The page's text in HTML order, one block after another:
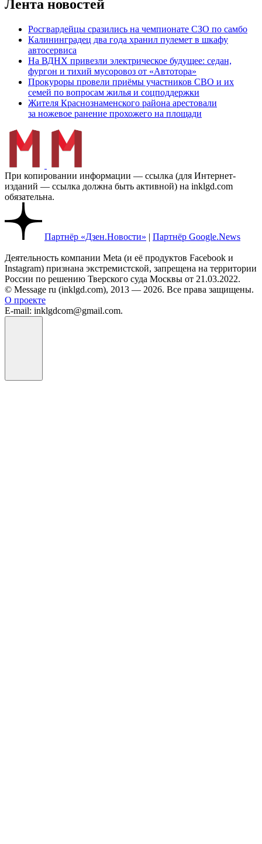
Лента новостей
Росгвардейцы сразились на чемпионате СЗО по самбо
Калининградец два года хранил пулемет в шкафу
автосервиса
На ВДНХ привезли электрическое будущее: седан,
фургон и тихий мусоровоз от «Автотора»
Прокуроры провели приёмы участников СВО и их
семей по вопросам жилья и соцподдержки
Жителя Краснознаменского района арестовали
за ножевое ранение прохожего на площади
При копировании информации — ссылка (для Интернет-
изданий — ссылка должна быть активной) на inklgd.com
обязательна.
Партнёр «Дзен.Новости» | Партнёр Google.News
Деятельность компании Meta (и её продуктов Facebook и
Instagram) признана экстремистской, запрещена на территории
России по решению Тверского суда Москвы от 21.03.2022.
© Message ru (inklgd.com), 2013 — 2026. Все права защищены.
О проекте
E-mail: inklgdcom@gmail.com.